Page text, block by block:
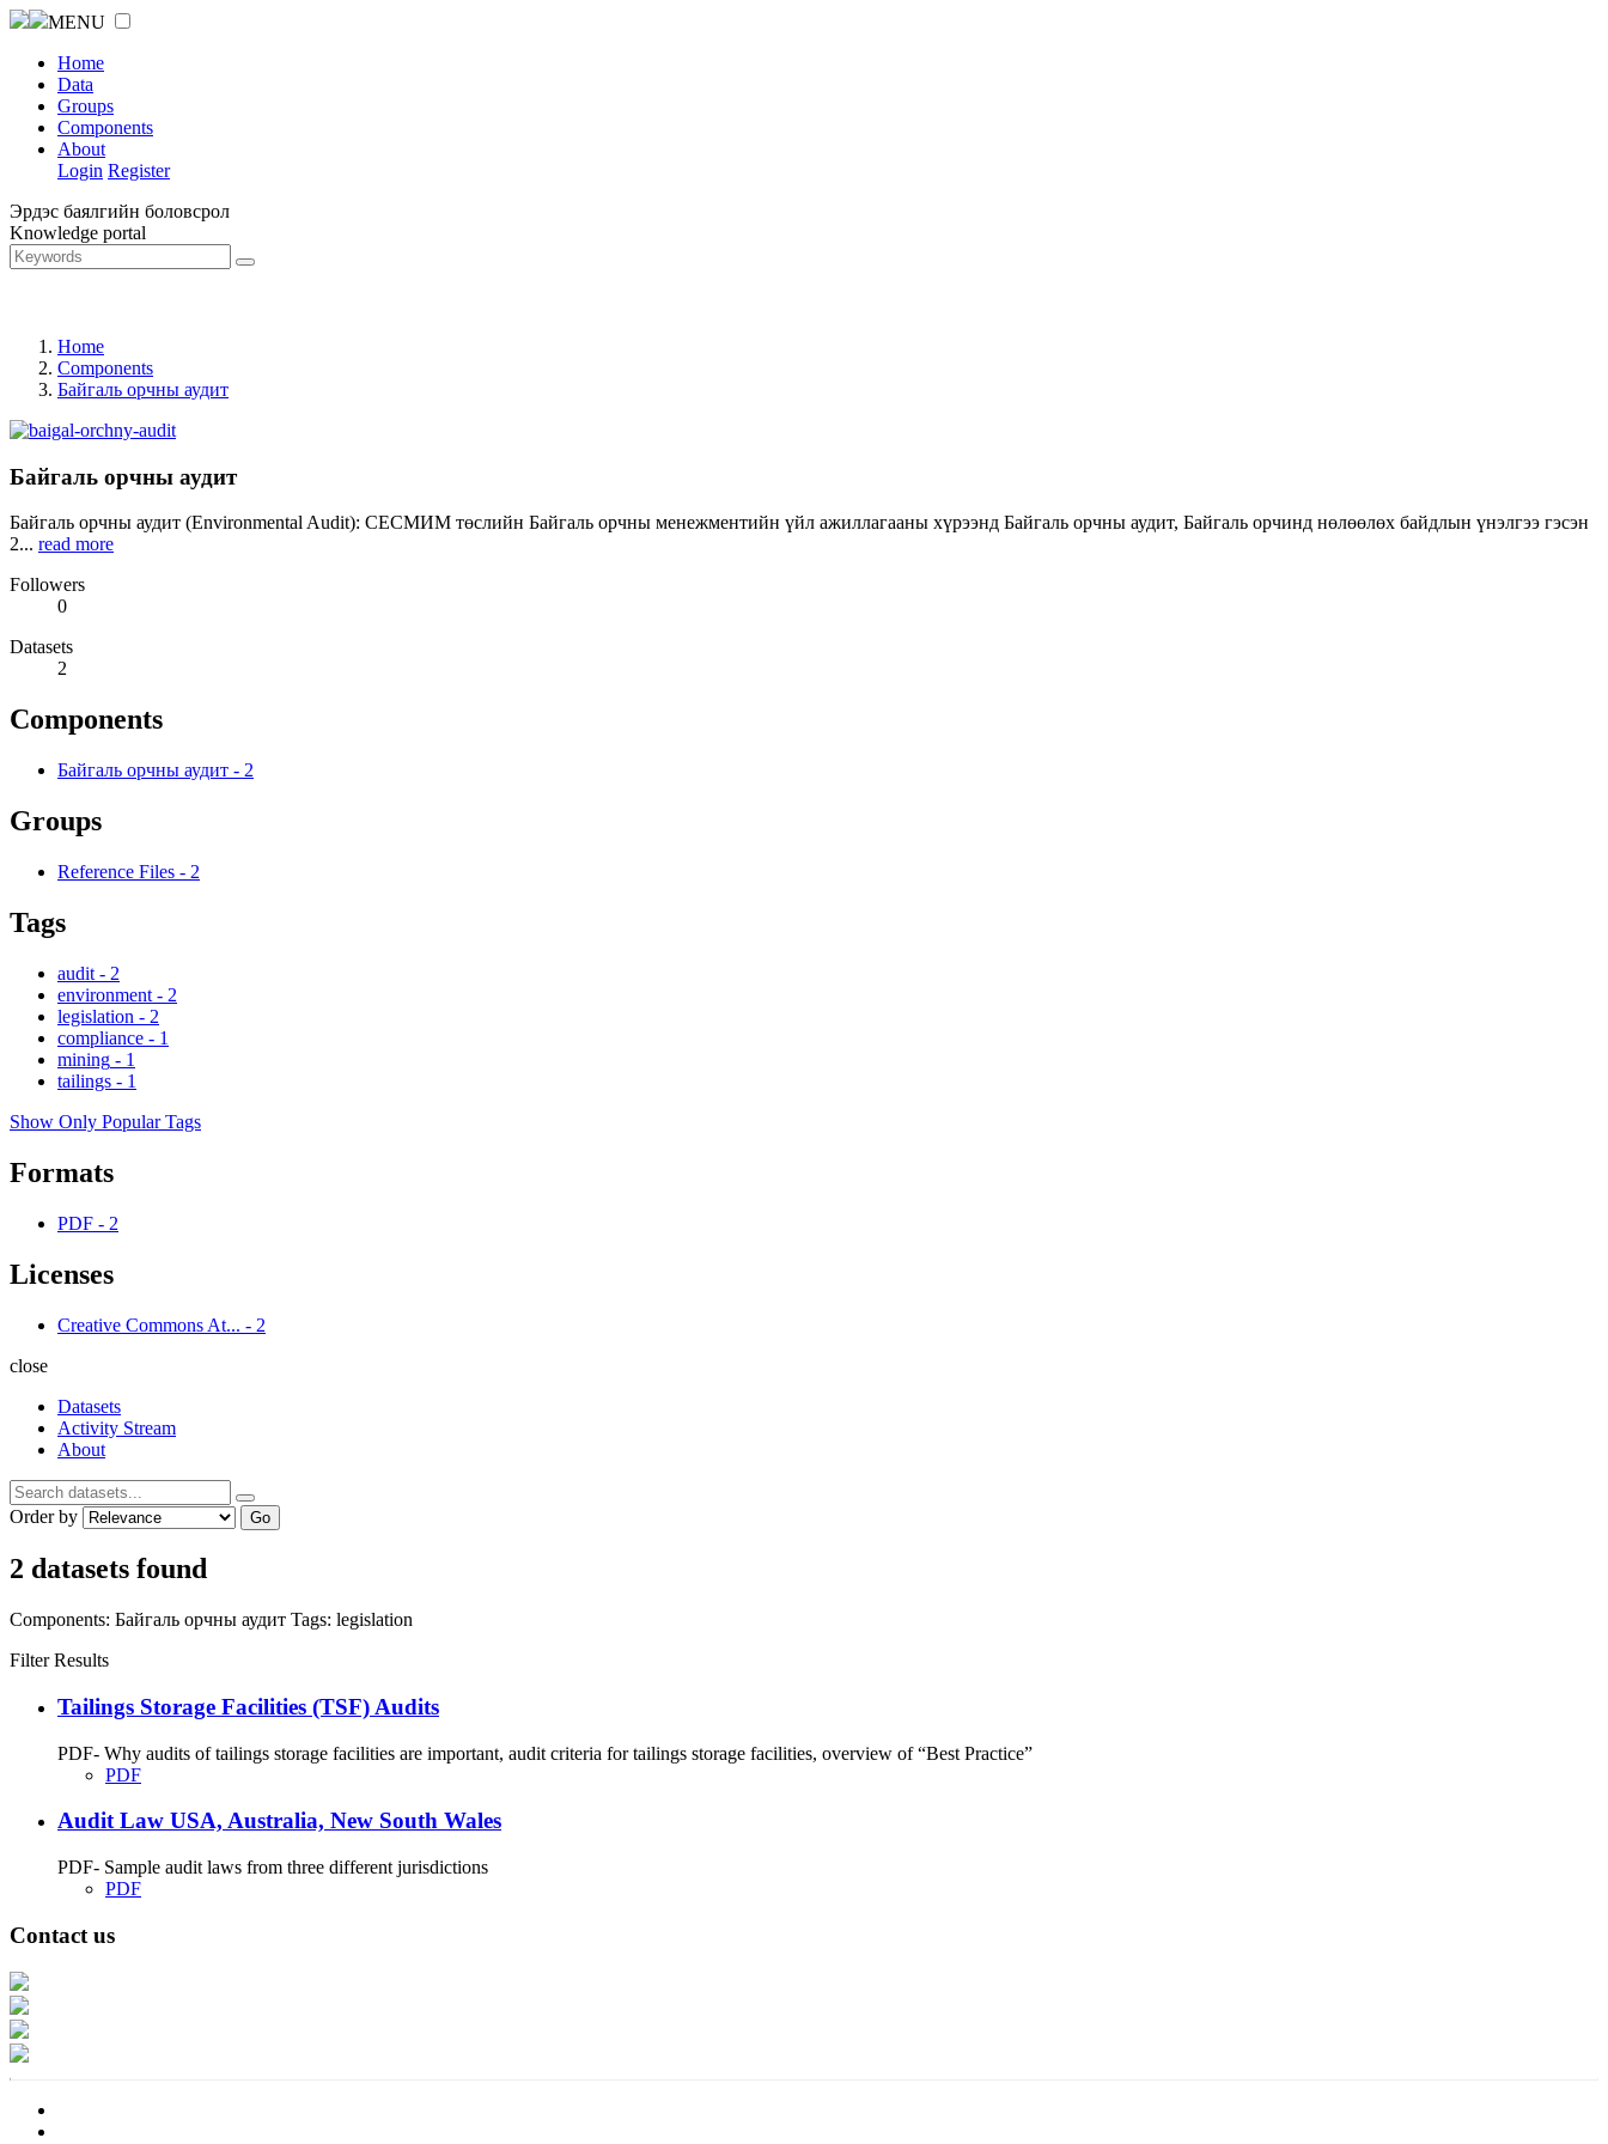
MENU
Home
Data
Groups
Components
About
Login Register
Эрдэс баялгийн боловсрол
Knowledge portal
Home
Components
Байгаль орчны аудит
Байгаль орчны аудит
Байгаль орчны аудит (Environmental Audit): СЕСМИМ төслийн Байгаль орчны менежментийн үйл ажиллагааны хүрээнд Байгаль орчны аудит, Байгаль орчинд нөлөөлөх байдлын үнэлгээ гэсэн
2... read more
Followers
0
Datasets
2
Components
Байгаль орчны аудит - 2
Groups
Reference Files - 2
Tags
audit - 2
environment - 2
legislation - 2
compliance - 1
mining - 1
tailings - 1
Show Only Popular Tags
Formats
PDF - 2
Licenses
Creative Commons At... - 2
close
Datasets
Activity Stream
About
Order by Go
2 datasets found
Components: Байгаль орчны аудит Tags: legislation
Filter Results
Tailings Storage Facilities (TSF) Audits
PDF- Why audits of tailings storage facilities are important, audit criteria for tailings storage facilities, overview of “Best Practice”
PDF
Audit Law USA, Australia, New South Wales
PDF- Sample audit laws from three different jurisdictions
PDF
Contact us